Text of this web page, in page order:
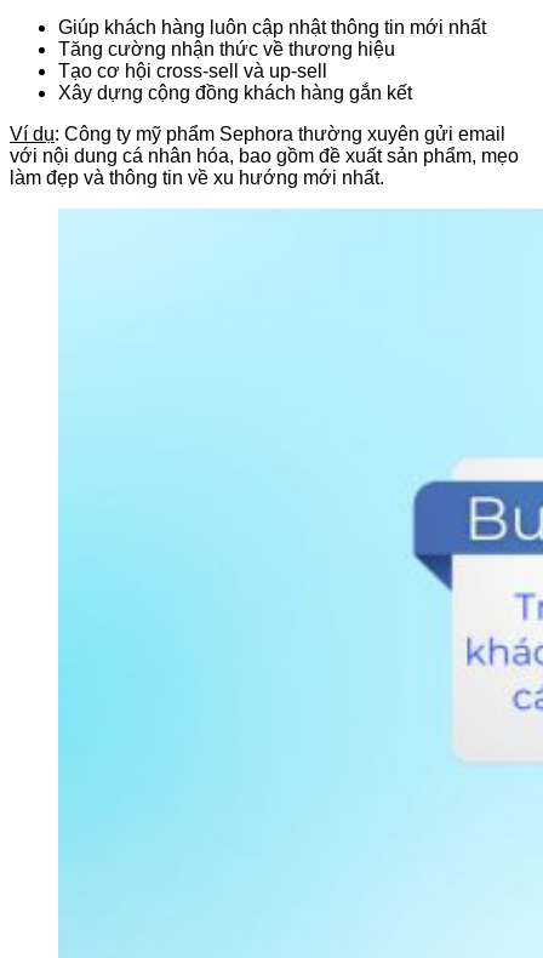
Giúp khách hàng luôn cập nhật thông tin mới nhất
Tăng cường nhận thức về thương hiệu
Tạo cơ hội cross-sell và up-sell
Xây dựng cộng đồng khách hàng gắn kết
Ví dụ: Công ty mỹ phẩm Sephora thường xuyên gửi email
với nội dung cá nhân hóa, bao gồm đề xuất sản phẩm, mẹo
làm đẹp và thông tin về xu hướng mới nhất.